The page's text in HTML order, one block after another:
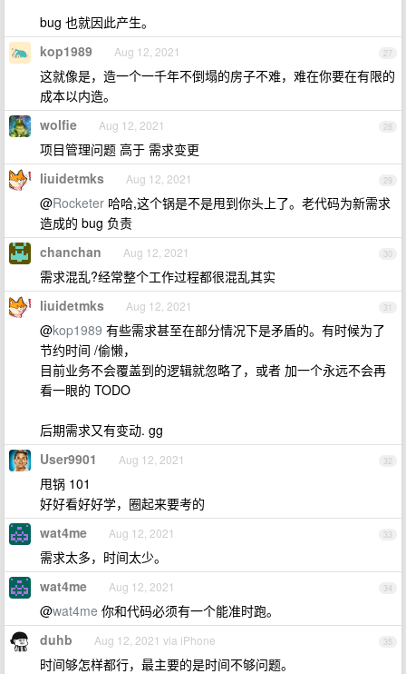
bug 也就因此产生。
27
kop1989 Aug 12, 2021
这就像是，造一个一千年不倒塌的房子不难，难在你要在有限的
成本以内造。
28
wolfie Aug 12, 2021
项目管理问题 高于 需求变更
29
liuidetmks Aug 12, 2021
@Rocketer 哈哈,这个锅是不是甩到你头上了。老代码为新需求
造成的 bug 负责
30
chanchan Aug 12, 2021
需求混乱?经常整个工作过程都很混乱其实
31
liuidetmks Aug 12, 2021
@kop1989 有些需求甚至在部分情况下是矛盾的。有时候为了
节约时间 /偷懒，
目前业务不会覆盖到的逻辑就忽略了，或者 加一个永远不会再
看一眼的 TODO
后期需求又有变动. gg
32
User9901 Aug 12, 2021
甩锅 101
好好看好好学，圈起来要考的
33
wat4me Aug 12, 2021
需求太多，时间太少。
34
wat4me Aug 12, 2021
@wat4me 你和代码必须有一个能准时跑。
35
duhb Aug 12, 2021 via iPhone
时间够怎样都行，最主要的是时间不够问题。